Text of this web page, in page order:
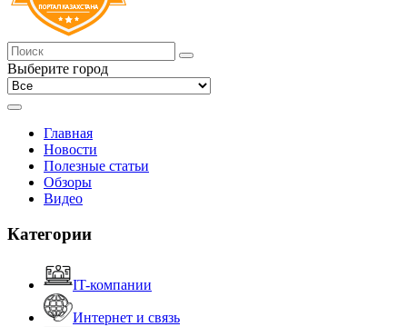
Выберите город
Главная
Новости
Полезные статьи
Обзоры
Видео
Категории
IT-компании
Интернет и связь